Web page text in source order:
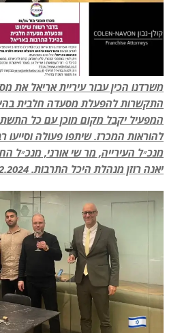
משרדנו הכין עבור עיריית אריאל את
התקשרות להפעלת מסעדה חלבית
המפעיל יקבל מקום מוכן עם כל
להוראות המכרז. שיתפו פעולה וסייעו
מנכ״ל העירייה, מר שי אורני, מנכ״ל
יאנה רוזן מנהלת היכל התרבות. 29.12.2024